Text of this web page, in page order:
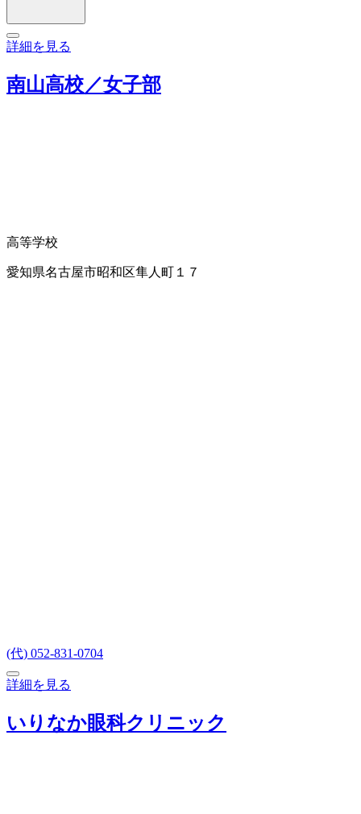
詳細を見る
南山高校／女子部
高等学校
愛知県名古屋市昭和区隼人町１７
(代) 052-831-0704
詳細を見る
いりなか眼科クリニック